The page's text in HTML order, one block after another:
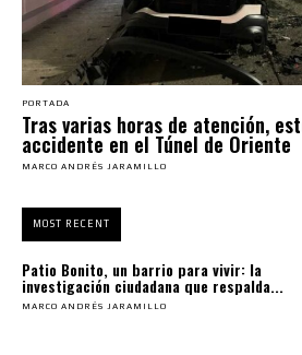
PORTADA
Tras varias horas de atención,
accidente en el Túnel de Oriente
MARCO ANDRÉS JARAMILLO
MOST RECENT
Patio Bonito, un barrio para vivir: la
investigación ciudadana que respalda...
MARCO ANDRÉS JARAMILLO